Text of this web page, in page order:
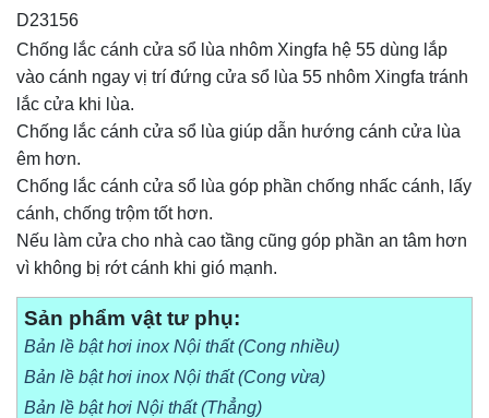
D23156
Chống lắc cánh cửa sổ lùa nhôm Xingfa hệ 55 dùng lắp
vào cánh ngay vị trí đứng cửa sổ lùa 55 nhôm Xingfa tránh
lắc cửa khi lùa.
Chống lắc cánh cửa sổ lùa giúp dẫn hướng cánh cửa lùa
êm hơn.
Chống lắc cánh cửa sổ lùa góp phần chống nhấc cánh, lấy
cánh, chống trộm tốt hơn.
Nếu làm cửa cho nhà cao tầng cũng góp phần an tâm hơn
vì không bị rớt cánh khi gió mạnh.
Sản phẩm vật tư phụ:
Bản lề bật hơi inox Nội thất(Cong nhiều)
Bản lề bật hơi inox Nội thất (Cong vừa)
Bản lề bật hơi Nội thất (Thẳng)